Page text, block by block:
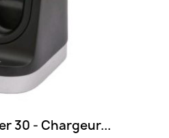
30 - Chargeur...